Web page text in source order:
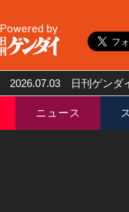
2026.07.03 日刊ゲンダ
ニュース